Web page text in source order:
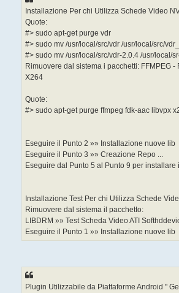
Installazione Per chi Utilizza Schede Video
Quote:
#> sudo apt-get purge vdr
#> sudo mv /usr/local/src/vdr /usr/local/src/vdr_
#> sudo mv /usr/local/src/vdr-2.0.4 /usr/local/
Rimuovere dal sistema i pacchetti: FFMPEG -
X264
Quote:
#> sudo apt-get purge ffmpeg fdk-aac libvpx
Eseguire il Punto 2 »» Installazione nuove lib
Eseguire il Punto 3 »» Creazione Repo ...
Eseguire dal Punto 5 al Punto 9 per installare
Installazione Test Per chi Utilizza Schede
Rimuovere dal sistema il pacchetto:
LIBDRM »» Test Scheda Video ATI
Eseguire il Punto 1 »» Installazione nuove lib
Plugin Utilizzabile da Piattaforme Android "